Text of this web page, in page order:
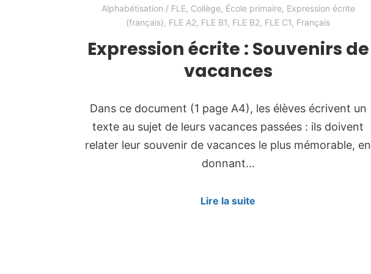
Alphabétisation / FLE, Collège, École primaire, Expression écrite
(français), FLE A2, FLE B1, FLE B2, FLE C1, Français
Expression écrite : Souvenirs de
vacances
Dans ce document (1 page A4), les élèves écrivent un
texte au sujet de leurs vacances passées : ils doivent
relater leur souvenir de vacances le plus mémorable, en
donnant…
Lire la suite